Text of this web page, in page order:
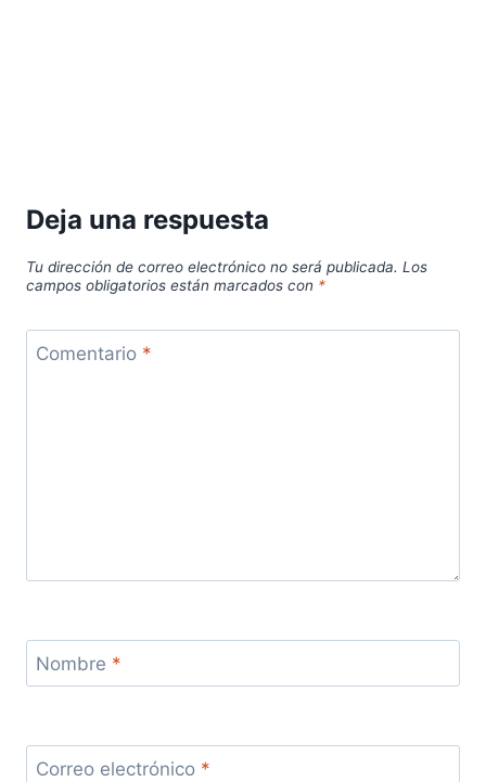
Deja una respuesta
Tu dirección de correo electrónico no será publicada. Los
campos obligatorios están marcados con *
Comentario *
Nombre *
Correo electrónico *